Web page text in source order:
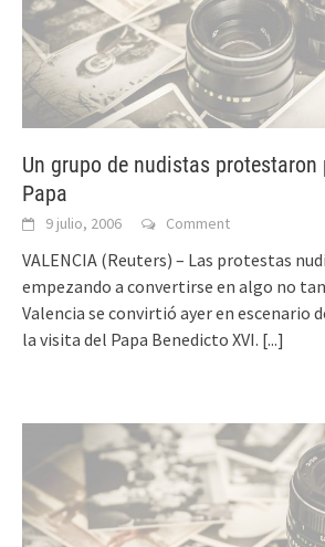
Un grupo de nudistas
Papa
9 julio, 2006 Comment
VALENCIA (Reuters) – Las protestas
empezando a convertirse en algo no
Valencia se convirtió ayer en escenario
la visita del Papa Benedicto XVI. [...]